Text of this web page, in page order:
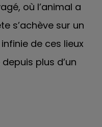
où l’animal a
s’achève sur un
de ces lieux
plus d’un